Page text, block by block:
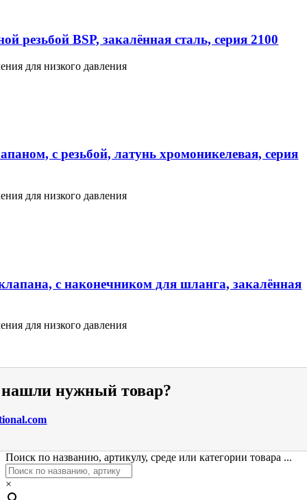
резьбой BSP, закалённая сталь, серия 2100
для низкого давления
с резьбой, латунь хромоникелевая, серия
для низкого давления
с наконечником для шланга, закалённая
для низкого давления
нужный товар?
Поиск по названию, артикулу, среде или категории товара ...
×